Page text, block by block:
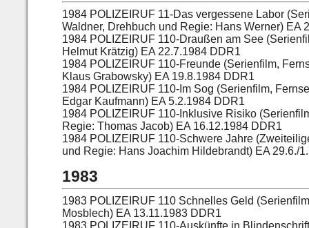
1984 POLIZEIRUF 11-Das vergessene Labor
Waldner, Drehbuch und Regie: Hans Werner) EA
1984 POLIZEIRUF 110-Draußen am See
Helmut Krätzig) EA 22.7.1984 DDR1
1984 POLIZEIRUF 110-Freunde (Serienfilm,
Klaus Grabowsky) EA 19.8.1984 DDR1
1984 POLIZEIRUF 110-Im Sog (Serienfilm,
Edgar Kaufmann) EA 5.2.1984 DDR1
1984 POLIZEIRUF 110-Inklusive Risiko
Regie: Thomas Jacob) EA 16.12.1984 DDR1
1984 POLIZEIRUF 110-Schwere Jahre
und Regie: Hans Joachim Hildebrandt) EA 29.6./
1983
1983 POLIZEIRUF 110 Schnelles Geld
Mosblech) EA 13.11.1983 DDR1